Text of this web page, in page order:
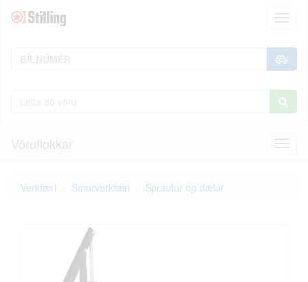
Vöruflokkar
Verkfæri Smurverkfæri Sprautur og dælur